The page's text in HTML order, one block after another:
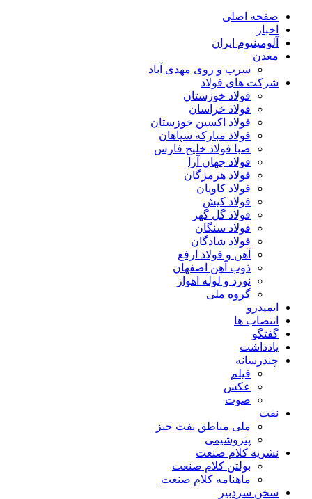
صفحه اصلی
اخبار
آلومینیوم ایران
معدن
سرب و روی مهدی آباد
شرکت های فولاد
فولاد خوزستان
فولاد خراسان
فولاد اکسین خوزستان
فولاد مبارکه سپاهان
صبا فولاد خلیج فارس
فولاد جهان آرا
فولاد هرمزگان
فولاد کاویان
فولاد کیش
فولاد گل گهر
فولاد سنگان
فولاد شادگان
آهن و فولاد ارفع
ذوب آهن اصفهان
نورد و لوله اهواز
گروه ملی
ایمیدرو
انتصاب ها
گفتگو
یادداشت
چندرسانه
فیلم
عکس
صوت
نفت
ملی مناطق نفت خیز
پتروشیمی
نشریه کلام صنعت
بولتن کلام صنعت
ماهنامه کلام صنعت
سخن سردبیر